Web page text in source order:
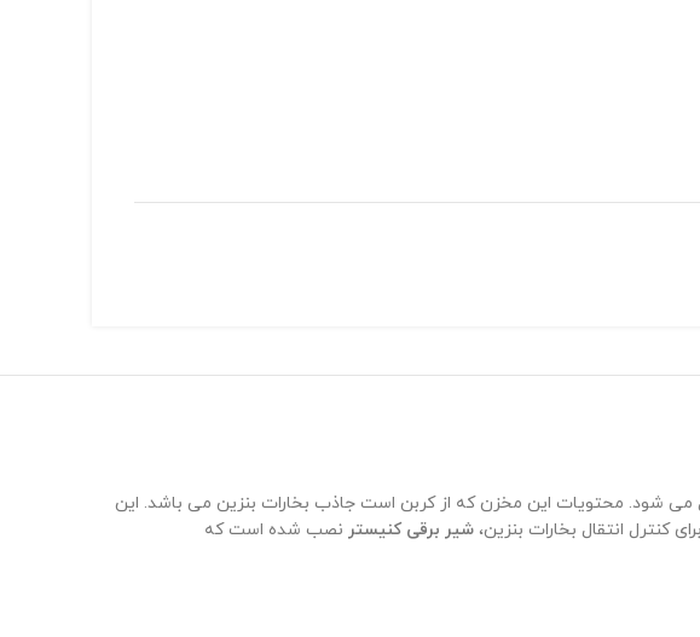
می شود. محتویات این مخزن که از کربن است جاذب بخارات بنزین می باشد. این
کنترل انتقال بخارات بنزین، شیر برقی کنیستر نصب شده است که